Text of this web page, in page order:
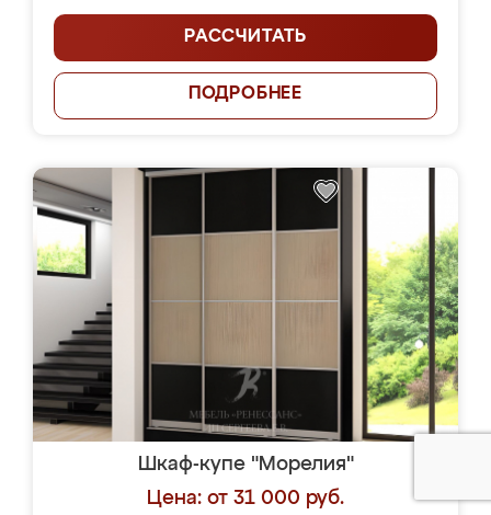
РАССЧИТАТЬ
ПОДРОБНЕЕ
Шкаф-купе "Морелия"
Цена: от 31 000 руб.